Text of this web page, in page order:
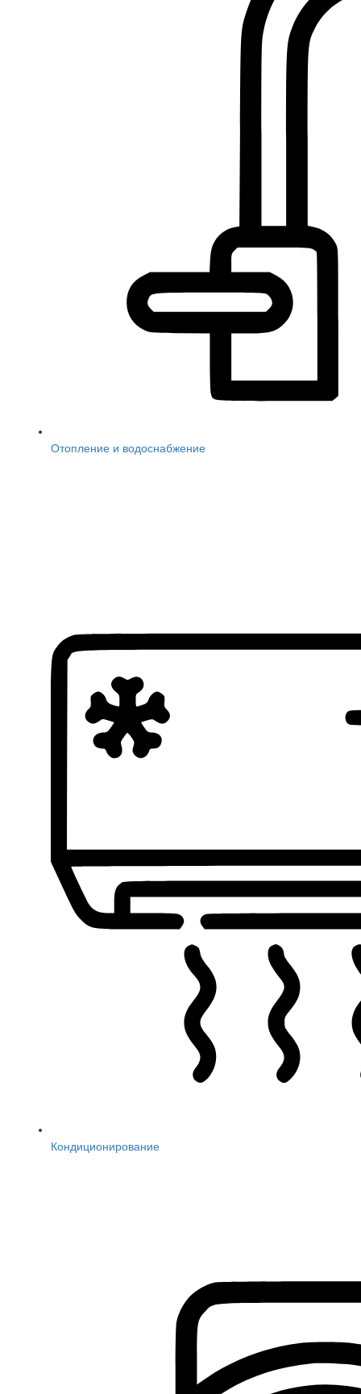
Отопление и водоснабжение
Кондиционирование